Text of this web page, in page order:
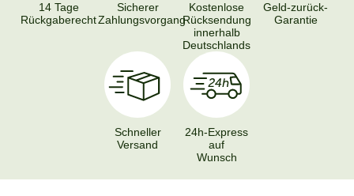
14 Tage
Rückgaberecht
Sicherer
Zahlungsvorgang
Kostenlose
Rücksendung
innerhalb
Deutschlands
Geld-zurück-
Garantie
Schneller
Versand
24h-Express
auf
Wunsch